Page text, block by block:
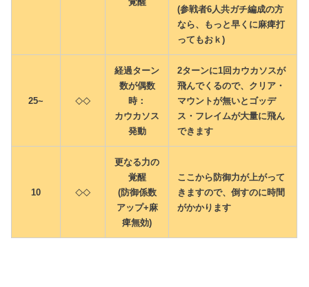
(参戦者6人共ガチ編成の方
なら、もっと早くに麻痺打
ってもおｋ)
25~ ◇◇
経過ターン
数が偶数
時：
カウカソス
発動
2ターンに1回カウカソスが
飛んでくるので、クリア・
マウントが無いとゴッデ
ス・フレイムが大量に飛ん
できます
10 ◇◇
更なる力の
覚醒
(防御係数
アップ+麻
痺無効)
ここから防御力が上がって
きますので、倒すのに時間
がかかります